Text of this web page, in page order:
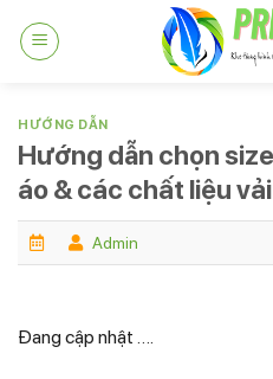
HƯỚNG DẪN
Hướng dẫn chọn
áo & các chất liệu
Admin
Đang cập nhật ….